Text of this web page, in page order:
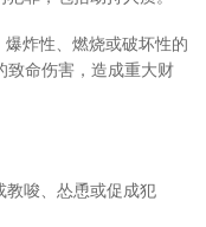
炸性、燃烧或破坏性的
致命伤害，造成重大财
教唆、怂恿或促成犯